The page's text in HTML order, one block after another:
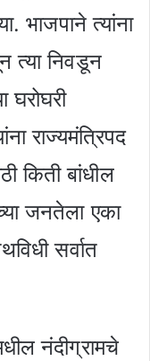
भाजपाने त्यांना
त्या निवडून
घरोघरी
राज्यमंत्रिपद
किती बांधील
जनतेला एका
सर्वात
नंदीग्रामचे